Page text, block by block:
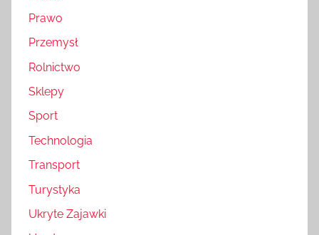
Prawo
Przemysł
Rolnictwo
Sklepy
Sport
Technologia
Transport
Turystyka
Ukryte Zajawki